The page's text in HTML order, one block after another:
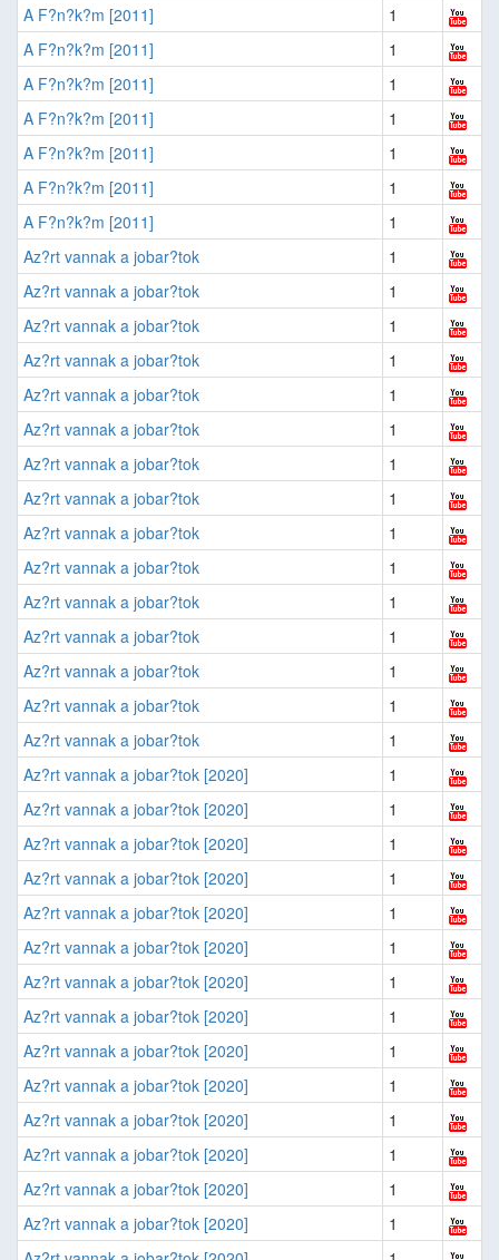
A F?n?k?m [2011]
1
A F?n?k?m [2011]
1
A F?n?k?m [2011]
1
A F?n?k?m [2011]
1
A F?n?k?m [2011]
1
A F?n?k?m [2011]
1
A F?n?k?m [2011]
1
Az?rt vannak a jobar?tok
1
Az?rt vannak a jobar?tok
1
Az?rt vannak a jobar?tok
1
Az?rt vannak a jobar?tok
1
Az?rt vannak a jobar?tok
1
Az?rt vannak a jobar?tok
1
Az?rt vannak a jobar?tok
1
Az?rt vannak a jobar?tok
1
Az?rt vannak a jobar?tok
1
Az?rt vannak a jobar?tok
1
Az?rt vannak a jobar?tok
1
Az?rt vannak a jobar?tok
1
Az?rt vannak a jobar?tok
1
Az?rt vannak a jobar?tok
1
Az?rt vannak a jobar?tok
1
Az?rt vannak a jobar?tok [2020]
1
Az?rt vannak a jobar?tok [2020]
1
Az?rt vannak a jobar?tok [2020]
1
Az?rt vannak a jobar?tok [2020]
1
Az?rt vannak a jobar?tok [2020]
1
Az?rt vannak a jobar?tok [2020]
1
Az?rt vannak a jobar?tok [2020]
1
Az?rt vannak a jobar?tok [2020]
1
Az?rt vannak a jobar?tok [2020]
1
Az?rt vannak a jobar?tok [2020]
1
Az?rt vannak a jobar?tok [2020]
1
Az?rt vannak a jobar?tok [2020]
1
Az?rt vannak a jobar?tok [2020]
1
Az?rt vannak a jobar?tok [2020]
1